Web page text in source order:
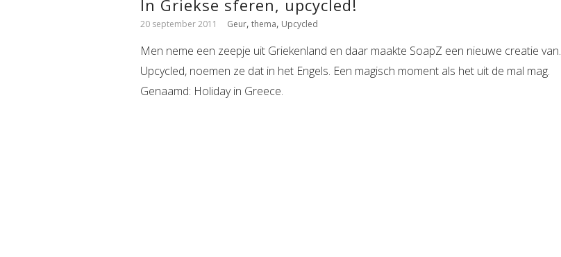
In Griekse sferen, upcycled!
20 september 2011 Geur, thema, Upcycled
Men neme een zeepje uit Griekenland en daar maakte SoapZ een nieuwe creatie van.
Upcycled, noemen ze dat in het Engels. Een magisch moment als het uit de mal mag.
Genaamd: Holiday in Greece.